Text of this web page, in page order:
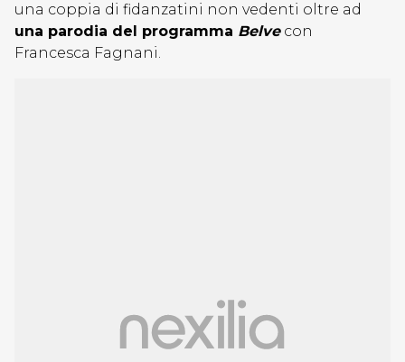
una coppia di fidanzatini non vedenti oltre ad
una parodia del programma Belve con
Francesca Fagnani.